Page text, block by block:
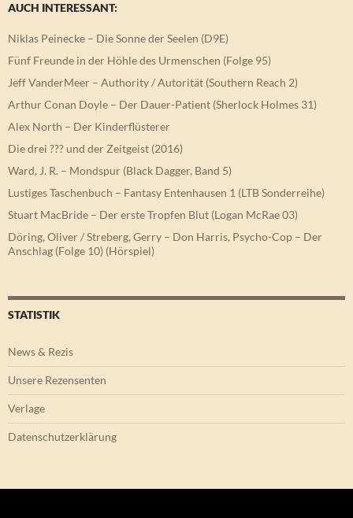
AUCH INTERESSANT:
Niklas Peinecke – Die Sonne der Seelen (D9E)
Fünf Freunde in der Höhle des Urmenschen (Folge 95)
Jeff VanderMeer – Authority / Autorität (Southern Reach 2)
Arthur Conan Doyle – Der Dauer-Patient (Sherlock Holmes 31)
Alex North – Der Kinderflüsterer
Die drei ??? und der Zeitgeist (2016)
Ward, J. R. – Mondspur (Black Dagger, Band 5)
Lustiges Taschenbuch – Fantasy Entenhausen 1 (LTB Sonderreihe)
Stuart MacBride – Der erste Tropfen Blut (Logan McRae 03)
Döring, Oliver / Streberg, Gerry – Don Harris, Psycho-Cop – Der
Anschlag (Folge 10) (Hörspiel)
STATISTIK
News & Rezis
Unsere Rezensenten
Verlage
Datenschutzerklärung